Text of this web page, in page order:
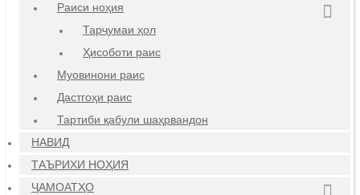
Раиси ноҳия
Тарҷумаи ҳол
Ҳисоботи раис
Муовинони раис
Дастгоҳи раис
Тартиби қабули шаҳрвандон
НАВИД
ТАЪРИХИ НОҲИЯ
ҶАМОАТҲО